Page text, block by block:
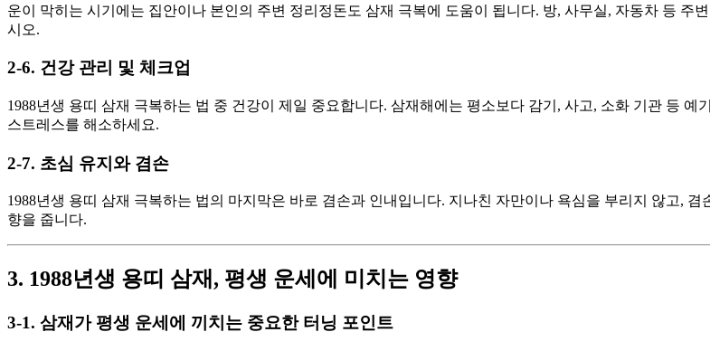
운이 막히는 시기에는 집안이나 본인의 주변 정리정돈도 삼재 극복에 도움이 됩니다. 방, 사무실, 자동차 등 주
시오.
2-6. 건강 관리 및 체크업
1988년생 용띠 삼재 극복하는 법 중 건강이 제일 중요합니다. 삼재해에는 평소보다 감기, 사고, 소화 기관 등
스트레스를 해소하세요.
2-7. 초심 유지와 겸손
1988년생 용띠 삼재 극복하는 법의 마지막은 바로 겸손과 인내입니다. 지나친 자만이나 욕심을 부리지 않고,
향을 줍니다.
3. 1988년생 용띠 삼재, 평생 운세에 미치는 영향
3-1. 삼재가 평생 운세에 끼치는 중요한 터닝 포인트